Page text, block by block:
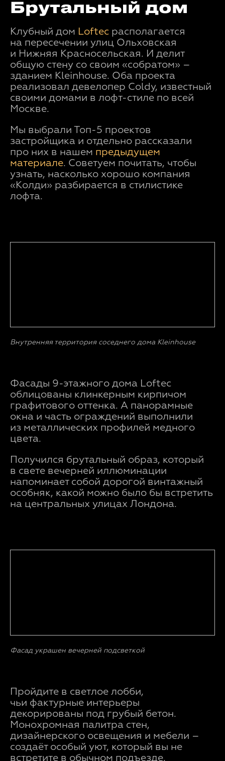
Брутальный дом
Клубный дом Loftec располагается
на пересечении улиц Ольховская
и Нижняя Красносельская. И делит
общую стену со своим «собратом» –
зданием Kleinhouse. Оба проекта
реализовал девелопер Coldy, известный
своими домами в лофт-стиле по всей
Москве.
Мы выбрали Топ-5 проектов
застройщика и отдельно рассказали
про них в нашем предыдущем
материале. Советуем почитать, чтобы
узнать, насколько хорошо компания
«Колди» разбирается в стилистике
лофта.
Внутренняя территория соседнего дома Kleinhouse
Фасады 9-этажного дома Loftec
облицованы клинкерным кирпичом
графитового оттенка. А панорамные
окна и часть ограждений выполнили
из металлических профилей медного
цвета.
Получился брутальный образ, который
в свете вечерней иллюминации
напоминает собой дорогой винтажный
особняк, какой можно было бы встретить
на центральных улицах Лондона.
Фасад украшен вечерней подсветкой
Пройдите в светлое лобби,
чьи фактурные интерьеры
декорированы под грубый бетон.
Монохромная палитра стен,
дизайнерского освещения и мебели –
создаёт особый уют, который вы не
встретите в обычном подъезде.